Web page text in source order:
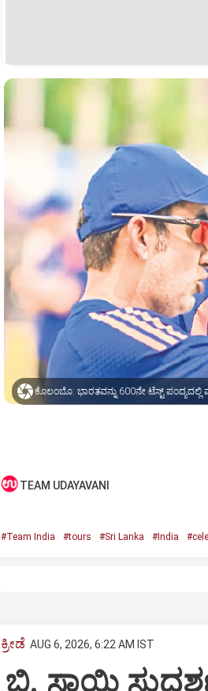
TEAM UDAYAVANI
#Team India #tours #Sri Lanka #India
ಕ್ರೀಡೆ AUG 6, 2026, 6:22 AM IST
ಬಿ. ಸಾಯಿ